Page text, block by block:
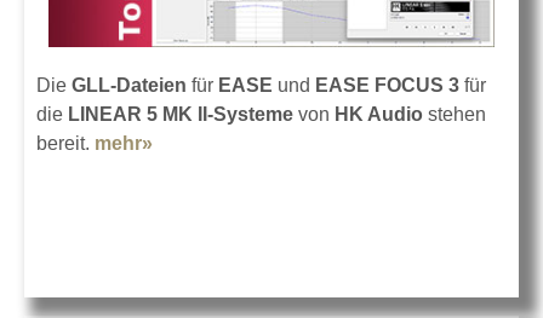
Die GLL-Dateien für EASE und EASE FOCUS 3 für
die LINEAR 5 MK II-Systeme von HK Audio stehen
bereit. mehr»